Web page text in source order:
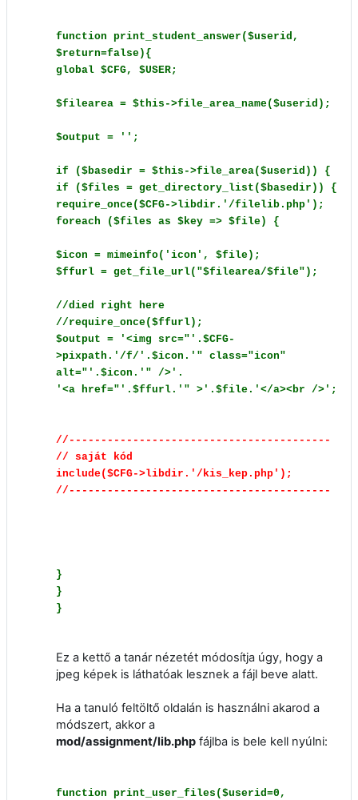
function print_student_answer($userid,
$return=false){
global $CFG, $USER;
$filearea = $this->file_area_name($userid);
$output = '';
if ($basedir = $this->file_area($userid)) {
if ($files = get_directory_list($basedir)) {
require_once($CFG->libdir.'/filelib.php');
foreach ($files as $key => $file) {
$icon = mimeinfo('icon', $file);
$ffurl = get_file_url("$filearea/$file");
//died right here
//require_once($ffurl);
$output = '<img src="'.$CFG-
>pixpath.'/f/'.$icon.'" class="icon"
alt="'.$icon.'" />'.
'<a href="'.$ffurl.'" >'.$file.'</a><br />';
//-----------------------------------------
// saját kód
include($CFG->libdir.'/kis_kep.php');
//-----------------------------------------
}
}
}
Ez a kettő a tanár nézetét módosítja úgy, hogy a
jpeg képek is láthatóak lesznek a fájl beve alatt.
Ha a tanuló feltöltő oldalán is használni akarod a
módszert, akkor a
mod/assignment/lib.php fájlba is bele kell nyúlni:
function print_user_files($userid=0,